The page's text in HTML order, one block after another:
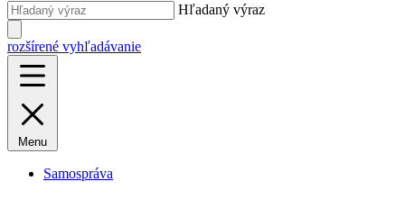
Hľadaný výraz
rozšírené vyhľadávanie
Menu
Samospráva